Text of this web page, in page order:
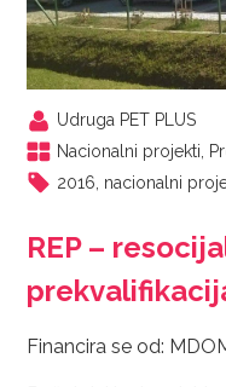
Udruga PET PLUS
Nacionalni projekti,
2016, nacionalni
REP –
Financira se od: